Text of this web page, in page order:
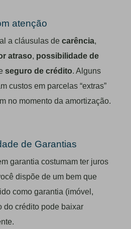
atenção
a cláusulas de carência,
atraso, possibilidade de
seguro de crédito. Alguns
custos em parcelas “extras”
no momento da amortização.
de Garantias
garantia costumam ter juros
dispõe de um bem que
como garantia (imóvel,
do crédito pode baixar